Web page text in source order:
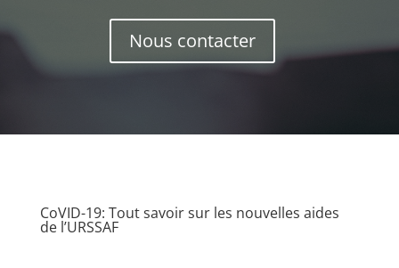
Nous contacter
CoVID-19: Tout savoir sur les nouvelles aides
de l’URSSAF